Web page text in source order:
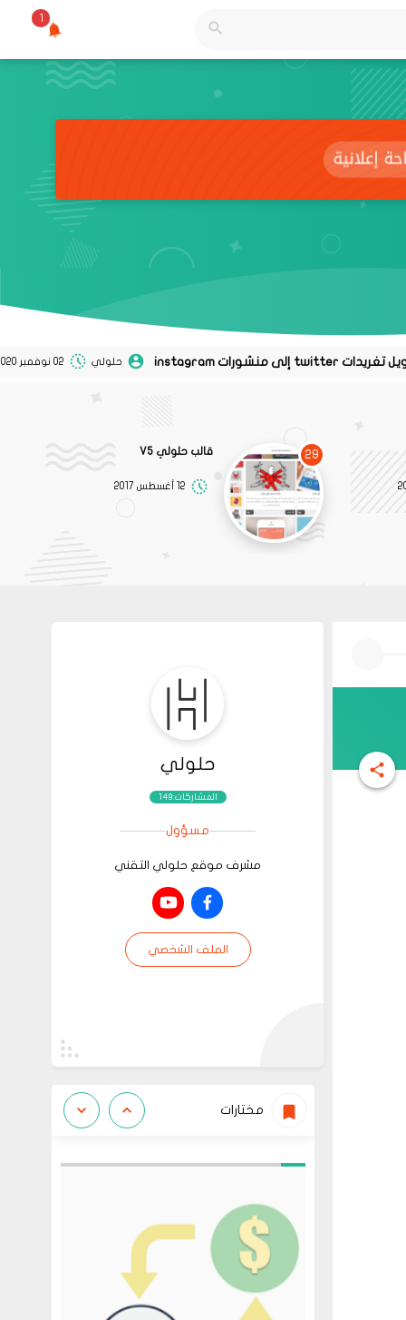
1
حلولي 02 نوفمبر 2020 0
29 قالب حلولي V5
12 أغسطس 2017
حلولي
المشاركات:149
مسؤول
مشرف موقع حلولي التقني
الملف الشخصي
مختارات